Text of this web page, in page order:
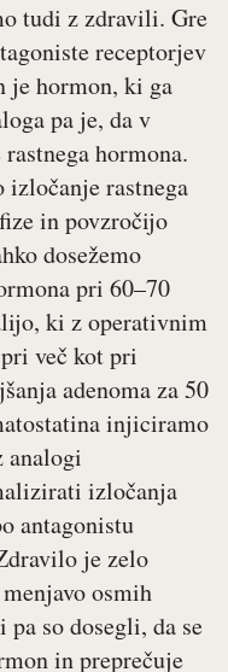
tudi z zdravili. Gre
receptorjev
je hormon, ki ga
pa je, da v
hormona.
rastnega
in povzročijo
dosežemo
pri 60–70
ki z operativnim
več kot pri
adenoma za 50
injiciramo
analogi
izločanja
antagonistu
je zelo
osmih
so dosegli, da se
in preprečuje